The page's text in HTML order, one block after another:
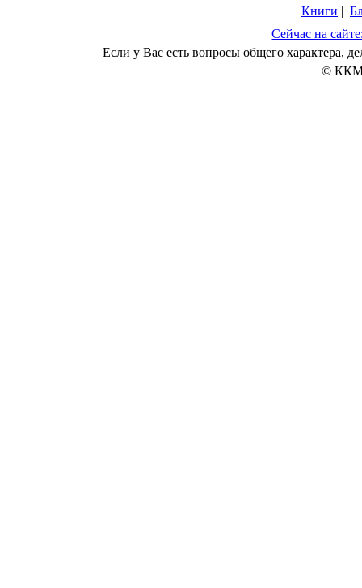
Книги |
Сейчас на
Если у Вас есть вопросы общего характера,
© ККМ